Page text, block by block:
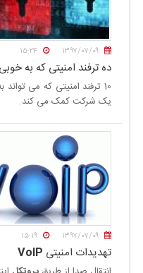
۱۳۹۷/۰۷/۰۹ ۱۵:۲۴
ده ترفند امنیتی که به
10 ترفند امنیتی که می
یک شرکت کمک می کند.
۱۳۹۷/۰۷/۰۹ ۱۵:۱۹
تهدیدات امنیتی VoIP